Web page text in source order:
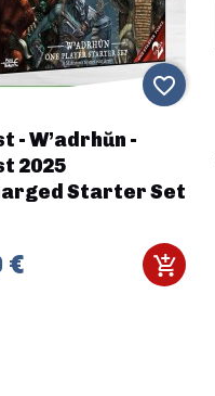
- W’adrhŭn -
2025
Starter Set
€
favorite_border